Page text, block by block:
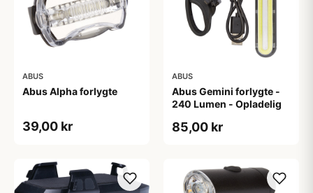
ABUS
Abus Alpha forlygte
39,00 kr
ABUS
Abus Gemini forlygte -
240 Lumen - Opladelig
85,00 kr